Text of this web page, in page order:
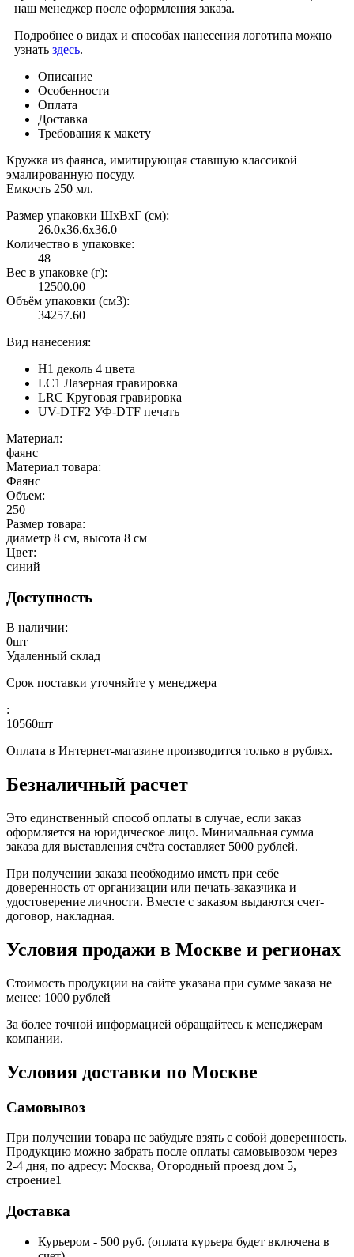
наш менеджер после оформления заказа.
Подробнее о видах и способах нанесения логотипа можно
узнать здесь.
Описание
Особенности
Оплата
Доставка
Требования к макету
Кружка из фаянса, имитирующая ставшую классикой
эмалированную посуду.
Емкость 250 мл.
Размер упаковки ШxВxГ (см):
26.0x36.6x36.0
Количество в упаковке:
48
Вес в упаковке (г):
12500.00
Объём упаковки (см3):
34257.60
Вид нанесения:
H1 деколь 4 цвета
LC1 Лазерная гравировка
LRC Круговая гравировка
UV-DTF2 УФ-DTF печать
Материал:
фаянс
Материал товара:
Фаянс
Объем:
250
Размер товара:
диаметр 8 см, высота 8 см
Цвет:
синий
Доступность
В наличии:
0шт
Удаленный склад
Срок поставки уточняйте у менеджера
:
10560шт
Оплата в Интернет-магазине производится только в рублях.
Безналичный расчет
Это единственный способ оплаты в случае, если заказ
оформляется на юридическое лицо. Минимальная сумма
заказа для выставления счёта составляет 5000 рублей.
При получении заказа необходимо иметь при себе
доверенность от организации или печать-заказчика и
удостоверение личности. Вместе с заказом выдаются счет-
договор, накладная.
Условия продажи в Москве и регионах
Стоимость продукции на сайте указана при сумме заказа не
менее: 1000 рублей
За более точной информацией обращайтесь к менеджерам
компании.
Условия доставки по Москве
Самовывоз
При получении товара не забудьте взять с собой доверенность.
Продукцию можно забрать после оплаты самовывозом через
2-4 дня, по адресу: Москва, Огородный проезд дом 5,
строение1
Доставка
Курьером - 500 руб. (оплата курьера будет включена в